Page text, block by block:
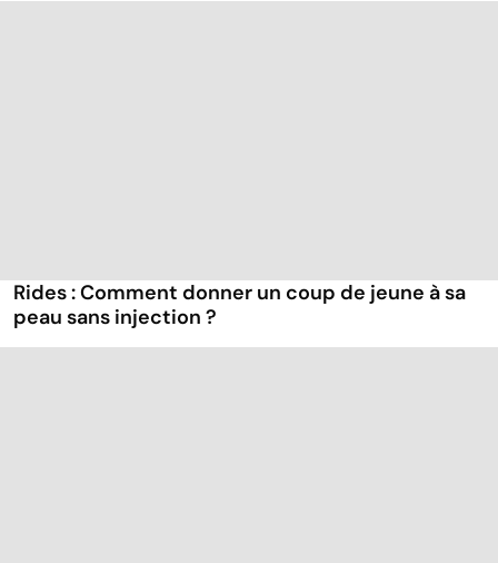
Rides : Comment donner un coup de jeune à sa
peau sans injection ?